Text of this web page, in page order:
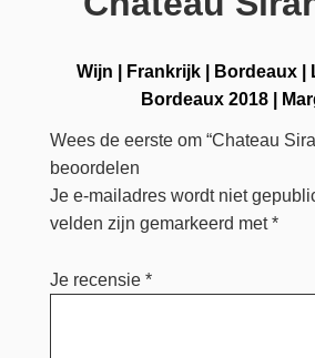
Wijn Frankrijk| Bordeaux|
Bordeaux 2018
Wees de eerste om “Chateau
beoordelen
Je e-mailadres wordt niet
velden zijn gemarkeerd met*
Je recensie *